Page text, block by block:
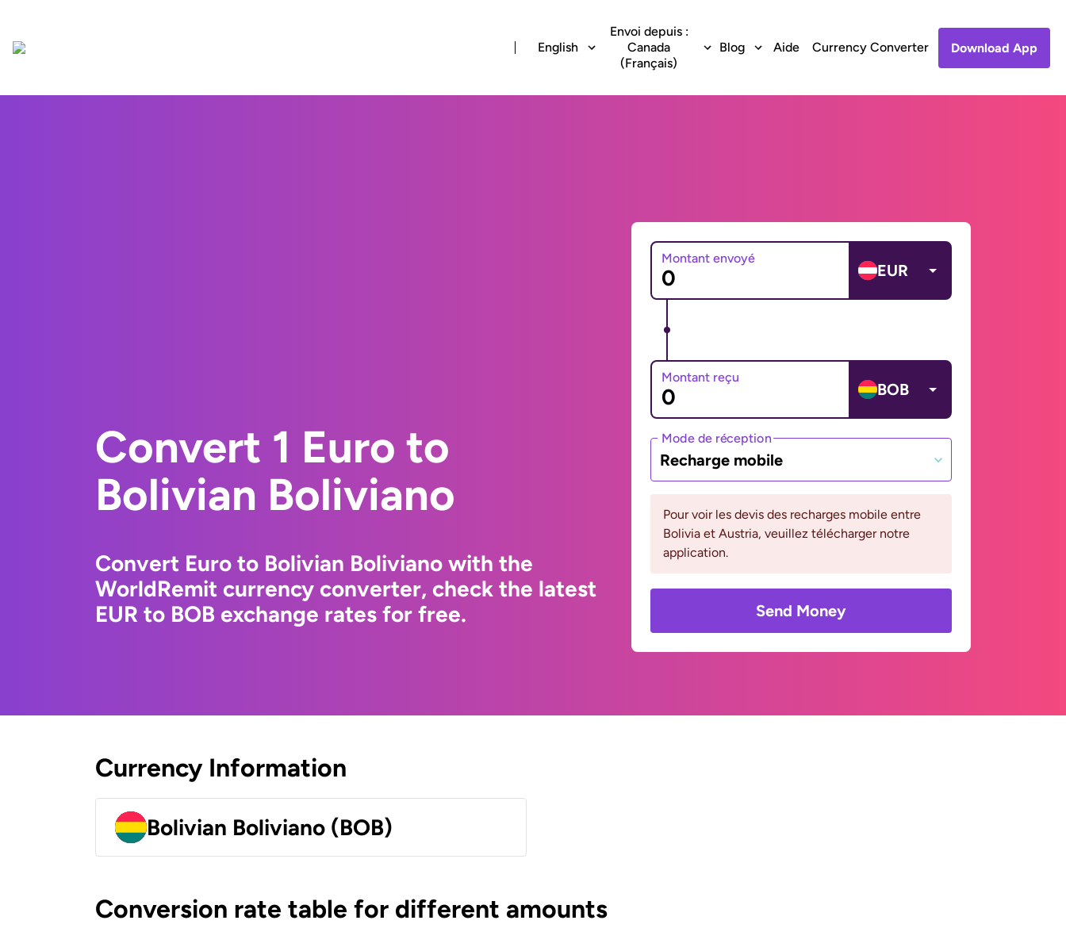
English
Envoi depuis :
Canada
(Français)
Blog Aide Currency Converter Download App
Convert 1 Euro to
Bolivian Boliviano
Convert Euro to Bolivian Boliviano with the
WorldRemit currency converter, check the latest
EUR to BOB exchange rates for free.
Montant envoyé
EUR
Montant reçu
BOB
Mode de réception
Recharge mobile
Pour voir les devis des recharges mobile entre
Bolivia et Austria, veuillez télécharger notre
application.
Send Money
Currency Information
Bolivian Boliviano (BOB)
Conversion rate table for different amounts